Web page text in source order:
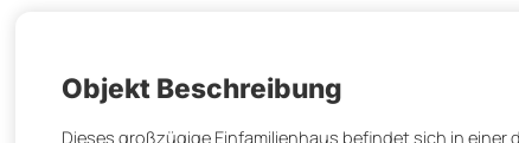
Objekt Beschreibung
Dieses großzügige Einfamilienhaus befindet sich in